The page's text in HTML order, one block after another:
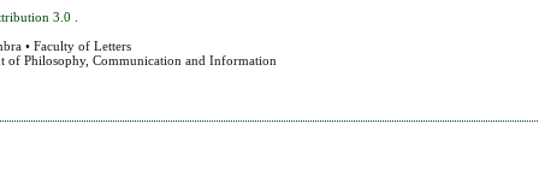
3.0
• Faculty of Letters
of Philosophy, Communication and Information